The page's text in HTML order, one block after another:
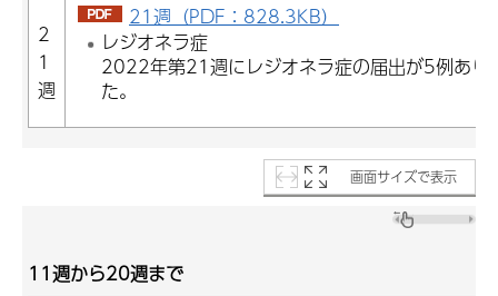
2
1
週
21週（PDF：828.3KB）
レジオネラ症
2022年第21週にレジオネラ症の届出が5例あり
た。
画面サイズで表示
11週から20週まで